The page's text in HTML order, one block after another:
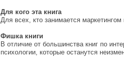
Для кого эта книга
Для всех, кто занимается маркетингом
Фишка книги
В отличие от большинства книг по
психологии, которые останутся